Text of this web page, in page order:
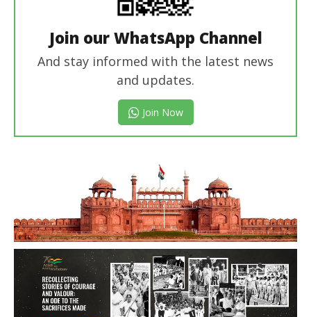
Join our WhatsApp Channel
And stay informed with the latest news
and updates.
Join Now